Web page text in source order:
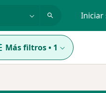
Iniciar
Más filtros• 1